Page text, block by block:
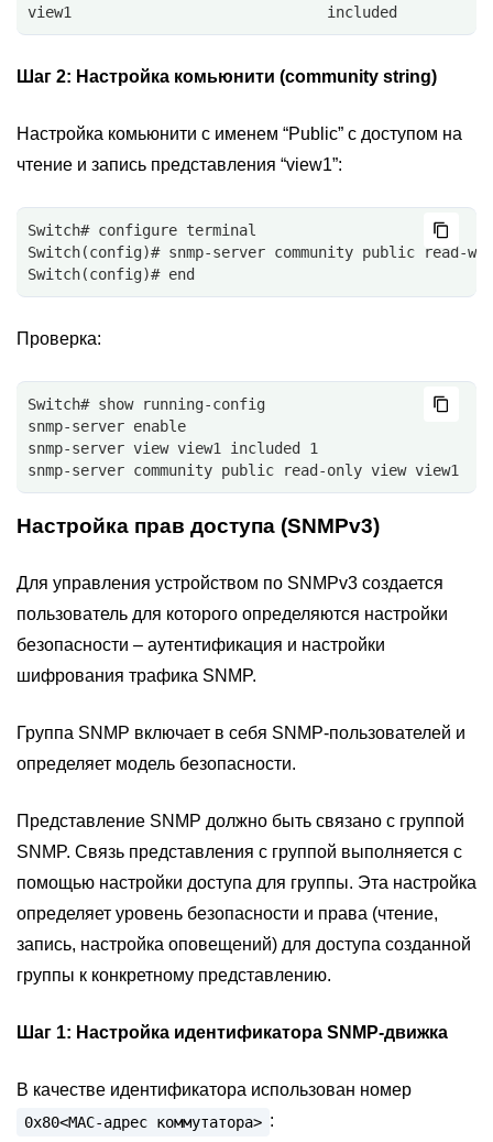
view1                             included
Шаг 2: Настройка комьюнити (community string)
Настройка комьюнити с именем “Public” с доступом на
чтение и запись представления “view1”:
Switch# configure terminal
Switch(config)# snmp-server community public read-
Switch(config)# end
Проверка:
Switch# show running-config
snmp-server enable
snmp-server view view1 included 1
snmp-server community public read-only view view1
Настройка прав доступа (SNMPv3)
Для управления устройством по SNMPv3 создается
пользователь для которого определяются настройки
безопасности – аутентификация и настройки
шифрования трафика SNMP.
Группа SNMP включает в себя SNMP-пользователей и
определяет модель безопасности.
Представление SNMP должно быть связано с группой
SNMP. Связь представления с группой выполняется с
помощью настройки доступа для группы. Эта настройка
определяет уровень безопасности и права (чтение,
запись, настройка оповещений) для доступа созданной
группы к конкретному представлению.
Шаг 1: Настройка идентификатора SNMP-движка
В качестве идентификатора использован номер
0х80<MAC-адрес коммутатора> :